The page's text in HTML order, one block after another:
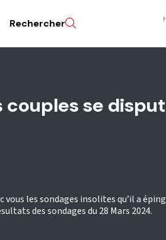
Rechercher
couples se
vous les sondages insolites qu’il a
des sondages du 28 Mars 2024.